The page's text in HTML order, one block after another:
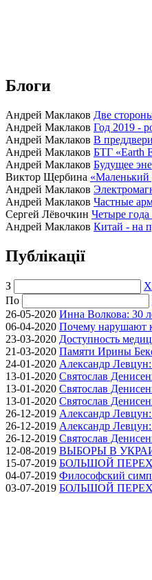
Блоги
Андрей Маклаков Две
Андрей Маклаков Год 2019 -
Андрей Маклаков В
Андрей Маклаков БТГ «Earth
Андрей Маклаков Будущее
Виктор Щербина «Маленький
Андрей Маклаков
Андрей Маклаков Частные
Сергей Лёвочкин Четыре
Андрей Маклаков Китай - на
Публікації
З
X
По
26-05-2020 Инна Волкова: 30
06-04-2020 Почему нарушают
23-03-2020 Доступность
21-03-2020 Памяти Ирины
24-01-2020 Александр
13-01-2020 Святослав
13-01-2020 Святослав
13-01-2020 Святослав
26-12-2019 Александр
26-12-2019 Александр
26-12-2019 Святослав
12-08-2019 ВЫБОРЫ В
15-07-2019 БОЛЬШОЙ
04-07-2019 Философский
03-07-2019 БОЛЬШОЙ